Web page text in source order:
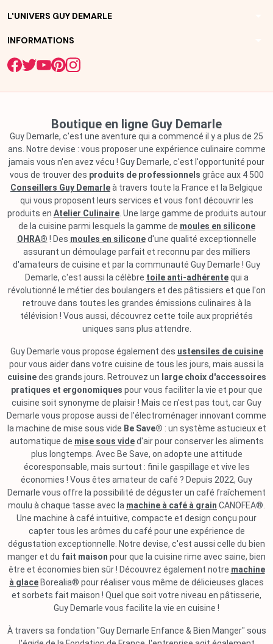
L'UNIVERS GUY DEMARLE
INFORMATIONS
Boutique en ligne Guy Demarle
Guy Demarle, c'est une aventure qui a commencé il y a plus de 25
ans. Notre devise : vous proposer une expérience culinaire comme
jamais vous n'en avez vécu ! Guy Demarle, c'est l'opportunité pour
vous de trouver des produits de professionnels grâce aux 4 500
Conseillers Guy Demarleà travers toute la France et la Belgique
qui vous proposent leurs services et vous font découvrir les
produits en Atelier Culinaire. Une large gamme de produits autour
de la cuisine parmi lesquels la gamme de moules en silicone
OHRA® ! Des moules en siliconed'une qualité exceptionnelle
assurant un démoulage parfait et reconnu par des milliers
d'amateurs de cuisine et par la communauté Guy Demarle ! Guy
Demarle, c'est aussi la célèbre toile anti-adhérentequi a
révolutionné le métier des boulangers et des pâtissiers et que l'on
retrouve dans toutes les grandes émissions culinaires à la
télévision ! Vous aussi, découvrez cette toile aux propriétés
uniques sans plus attendre.
Guy Demarle vous propose également des ustensiles de cuisine
pour vous aider dans votre cuisine de tous les jours, mais aussi la
cuisinedes grands jours. Retrouvez un large choix d'accessoires
pratiques et ergonomiques pour vous faciliter la vie et pour que
cuisine soit synonyme de plaisir ! Mais ce n'est pas tout, car Guy
Demarle vous propose aussi de l'électroménager innovant comme
la machine de mise sous vide Be Save® : un système astucieux et
automatique de mise sous vided'air pour conserver les aliments
plus longtemps. Avec Be Save, on adopte une attitude
écoresponsable, mais surtout : fini le gaspillage et vive les
économies ! Vous êtes amateur de café ? Depuis 2022, Guy
Demarle vous offre la possibilité de déguster un café fraîchement
moulu à chaque tasse avec la machine à café à grain CANOFEA®.
Une machine à café intuitive, compacte et design conçu pour
capter tous les arômes du café pour une expérience de
dégustation exceptionnelle. Notre devise, c'est aussi celle du bien
manger et du fait maison pour que la cuisine rime avec saine, bien
être et économies bien sûr ! Découvrez également notre machine
à glace Borealia® pour réaliser vous même de délicieuses glaces
et sorbets fait maison ! Quel que soit votre niveau en pâtisserie,
Guy Demarle vous facilite la vie en cuisine !
À travers sa fondation "Guy Demarle Enfance & Bien Manger" sous